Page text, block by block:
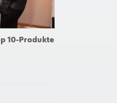
10-Produkte